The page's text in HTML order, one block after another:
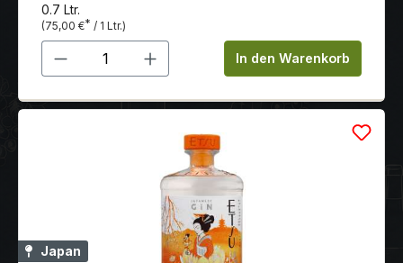
0.7 Ltr.
(75,00 €* / 1 Ltr.)
Produkt Anzahl: Gib denIn den Warenkorb
Japan